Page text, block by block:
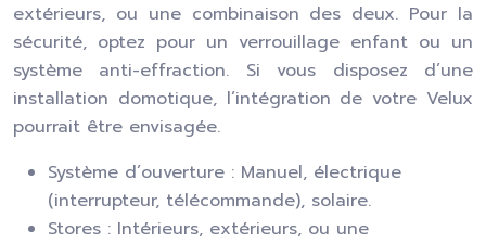
extérieurs, ou une combinaison des deux. Pour la
sécurité, optez pour un verrouillage enfant ou un
système anti-effraction. Si vous disposez d’une
installation domotique, l’intégration de votre Velux
pourrait être envisagée.
Système d’ouverture : Manuel, électrique
(interrupteur, télécommande), solaire.
Stores : Intérieurs, extérieurs, ou une